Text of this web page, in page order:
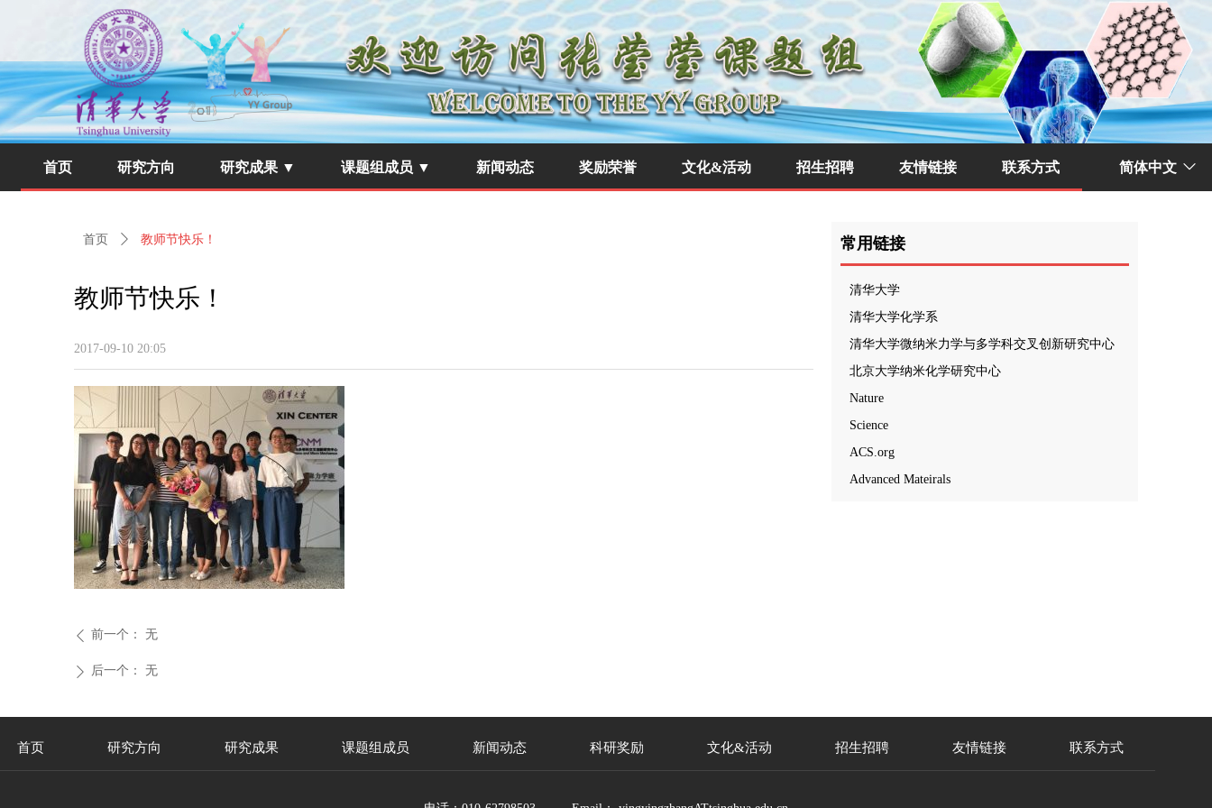
首页 研究方向 研究成果 ▼ 课题组成员 ▼ 新闻动态 奖励荣誉 文化&活动 招生招聘 友情链接 联系方式 ꀅ
简体中文
常用链接
清华大学
清华大学化学系
清华大学微纳米力学与多学科交叉创新研究中心
北京大学纳米化学研究中心
Nature
Science
ACS.org
Advanced Mateirals
教师节快乐！
ꄴ 前一个： 无
ꄲ 后一个： 无
2017-09-10 20:05
首页 ꄲ 教师节快乐！
首页 研究方向 研究成果 课题组成员 新闻动态 科研奖励 文化&活动 招生招聘 友情链接 联系方式